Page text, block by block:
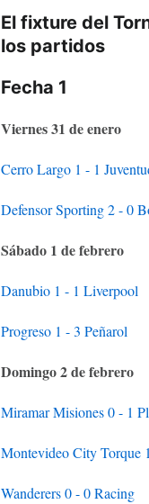
El fixture del
los partidos
Fecha 1
Viernes 31 de enero
Cerro Largo 1 - 1
Defensor Sporting 2 - 0
Sábado 1 de febrero
Danubio 1 - 1 Liverpool
Progreso 1 - 3 Peñarol
Domingo 2 de febrero
Miramar Misiones 0 - 1
Montevideo City Torque
Wanderers 0 - 0 Racing